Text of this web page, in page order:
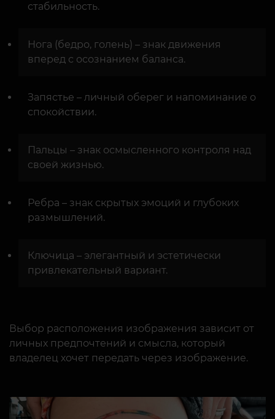
стабильность.
Нога (бедро, голень) – знак движения
вперед с осознанием баланса.
Запястье – личный оберег и напоминание о
спокойствии.
Пальцы – знак осмысленного контроля над
своей жизнью.
Ребра – знак скрытых эмоций и глубоких
размышлений.
Ключица – элегантный и эстетически
привлекательный вариант.
Выбор расположения изображения зависит от
личных предпочтений и смысла, который
владелец хочет передать через изображение.